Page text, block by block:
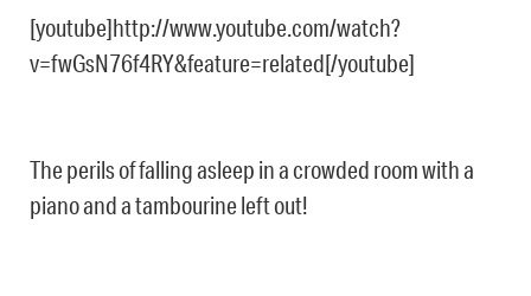
[youtube]http://www.youtube.com/watch?
v=fwGsN76f4RY&feature=related[/youtube]
The perils of falling asleep in a crowded room with a
piano and a tambourine left out!